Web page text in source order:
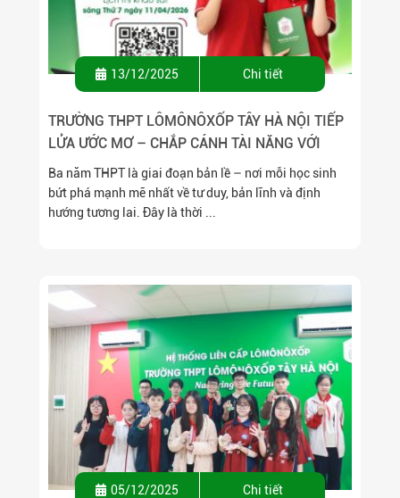
13/12/2025 Chi tiết
TRƯỜNG THPT LÔMÔNÔXỐP TÂY HÀ NỘI TIẾP
LỬA ƯỚC MƠ – CHẮP CÁNH TÀI NĂNG VỚI
HỌC BỔNG 100% HỌC PHÍ CẤP THPT NIÊN
KHÓA 2026 – 2029, DÀNH CHO 2K11.
Ba năm THPT là giai đoạn bản lề – nơi mỗi học sinh
bứt phá mạnh mẽ nhất về tư duy, bản lĩnh và định
hướng tương lai. Đây là thời ...
05/12/2025 Chi tiết